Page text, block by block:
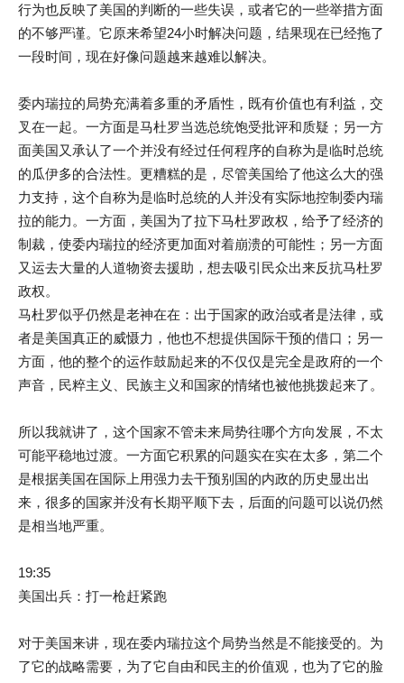
行为也反映了美国的判断的一些失误，或者它的一些举措方面
的不够严谨。它原来希望24小时解决问题，结果现在已经拖了
一段时间，现在好像问题越来越难以解决。
委内瑞拉的局势充满着多重的矛盾性，既有价值也有利益，交
叉在一起。一方面是马杜罗当选总统饱受批评和质疑；另一方
面美国又承认了一个并没有经过任何程序的自称为是临时总统
的瓜伊多的合法性。更糟糕的是，尽管美国给了他这么大的强
力支持，这个自称为是临时总统的人并没有实际地控制委内瑞
拉的能力。一方面，美国为了拉下马杜罗政权，给予了经济的
制裁，使委内瑞拉的经济更加面对着崩溃的可能性；另一方面
又运去大量的人道物资去援助，想去吸引民众出来反抗马杜罗
政权。
马杜罗似乎仍然是老神在在：出于国家的政治或者是法律，或
者是美国真正的威慑力，他也不想提供国际干预的借口；另一
方面，他的整个的运作鼓励起来的不仅仅是完全是政府的一个
声音，民粹主义、民族主义和国家的情绪也被他挑拨起来了。
所以我就讲了，这个国家不管未来局势往哪个方向发展，不太
可能平稳地过渡。一方面它积累的问题实在实在太多，第二个
是根据美国在国际上用强力去干预别国的内政的历史显出出
来，很多的国家并没有长期平顺下去，后面的问题可以说仍然
是相当地严重。
19:35
美国出兵：打一枪赶紧跑
对于美国来讲，现在委内瑞拉这个局势当然是不能接受的。为
了它的战略需要，为了它自由和民主的价值观，也为了它的脸